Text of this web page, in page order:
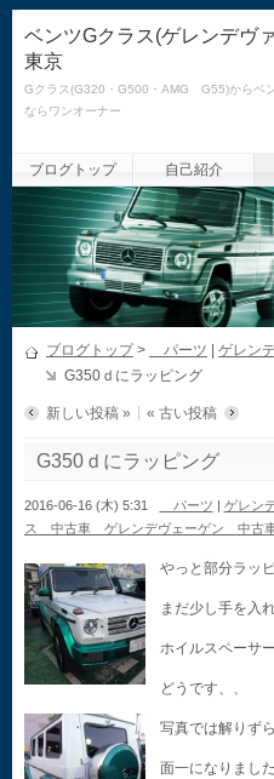
ベンツGクラス(ゲレンデヴ
東京
Gクラス(G320・G500・AMG G55)からベ
ならワンオーナー
ブログトップ 自己紹介
ブログトップ> パーツ ゲレン
G350ｄにラッピング
新しい投稿 » « 古い投稿
G350ｄにラッピング
2016-06-16 (木) 5:31 パーツ | ゲレン
ス 中古車 ゲレンデヴェーゲン 中古
やっと部分ラッ
まだ少し手を入
ホイルスペーサ
どうです、、
写真では解りず
面一になりまし